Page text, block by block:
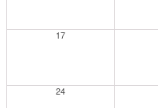
17
24